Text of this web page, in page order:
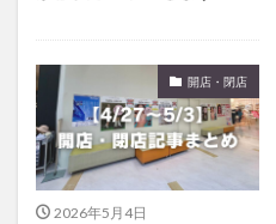
開店・閉店
2026年5月4日